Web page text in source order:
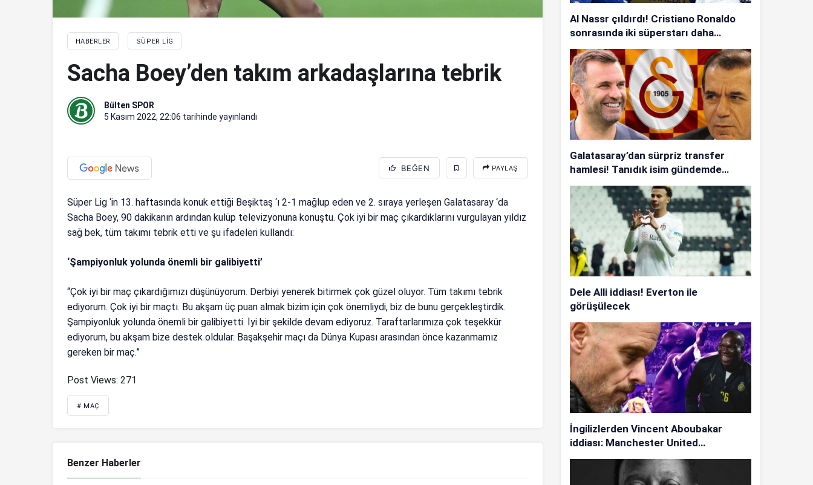
HABERLER SÜPER LIG
Sacha Boey’den takım arkadaşlarına tebrik
Bülten SPOR
5 Kasım 2022, 22:06 tarihinde yayınlandı
BEĞEN PAYLAŞ
Süper Lig ‘in 13. haftasında konuk ettiği Beşiktaş ‘ı 2-1 mağlup eden ve 2. sıraya yerleşen Galatasaray ‘da
Sacha Boey, 90 dakikanın ardından kulüp televizyonuna konuştu. Çok iyi bir maç çıkardıklarını vurgulayan yıldız
sağ bek, tüm takımı tebrik etti ve şu ifadeleri kullandı:
‘Şampiyonluk yolunda önemli bir galibiyetti’
“Çok iyi bir maç çıkardığımızı düşünüyorum. Derbiyi yenerek bitirmek çok güzel oluyor. Tüm takımı tebrik
ediyorum. Çok iyi bir maçtı. Bu akşam üç puan almak bizim için çok önemliydi, biz de bunu gerçekleştirdik.
Şampiyonluk yolunda önemli bir galibiyetti. İyi bir şekilde devam ediyoruz. Taraftarlarımıza çok teşekkür
ediyorum, bu akşam bize destek oldular. Başakşehir maçı da Dünya Kupası arasından önce kazanmamız
gereken bir maç.”
Post Views: 271
# MAÇ
Benzer Haberler
Al Nassr çıldırdı! Cristiano Ronaldo
sonrasında iki süperstarı daha
istiyorlar…
Galatasaray’dan sürpriz transfer
hamlesi! Tanıdık isim gündemde…
Dele Alli iddiası! Everton ile
görüşülecek
İngilizlerden Vincent Aboubakar
iddiası: Manchester United…